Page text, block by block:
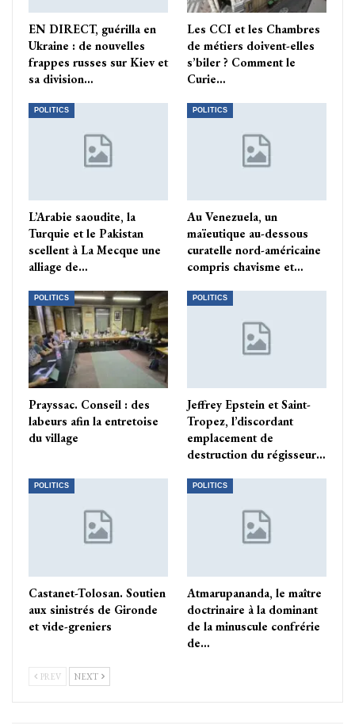
EN DIRECT, guérilla en
Ukraine : de nouvelles
frappes russes sur Kiev et
sa division…
Les CCI et les Chambres
de métiers doivent-elles
s’biler ? Comment le
Curie…
POLITICS
L’Arabie saoudite, la
Turquie et le Pakistan
scellent à La Mecque une
alliage de…
POLITICS
Au Venezuela, un
maïeutique au-dessous
curatelle nord-américaine
compris chavisme et…
POLITICS
Prayssac. Conseil : des
labeurs afin la entretoise
du village
POLITICS
Jeffrey Epstein et Saint-
Tropez, l’discordant
emplacement de
destruction du régisseur…
POLITICS
Castanet-Tolosan. Soutien
aux sinistrés de Gironde
et vide-greniers
POLITICS
Atmarupananda, le maître
doctrinaire à la dominant
de la minuscule confrérie
de…
PREV NEXT